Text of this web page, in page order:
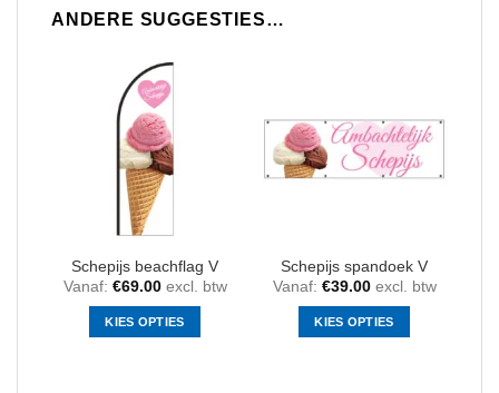
ANDERE SUGGESTIES…
Schepijs beachflag V
Vanaf: €69.00excl. btw
KIES OPTIES
Schepijs spandoek V
Vanaf: €39.00excl. btw
KIES OPTIES